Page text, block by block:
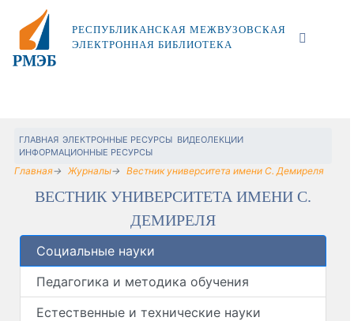
РЕСПУБЛИКАНСКАЯ МЕЖВУЗОВСКАЯ
ЭЛЕКТРОННАЯ БИБЛИОТЕКА
ГЛАВНАЯ ЭЛЕКТРОННЫЕ РЕСУРСЫ ВИДЕОЛЕКЦИИ
ИНФОРМАЦИОННЫЕ РЕСУРСЫ
Главная Журналы Вестник университета имени С. Демиреля
ВЕСТНИК УНИВЕРСИТЕТА ИМЕНИ С.
ДЕМИРЕЛЯ
Социальные науки
Педагогика и методика обучения
Естественные и технические науки